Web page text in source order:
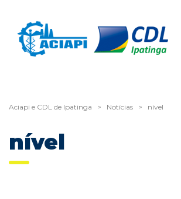
Aciapi e CDL de Ipatinga > Notícias > nível
nível